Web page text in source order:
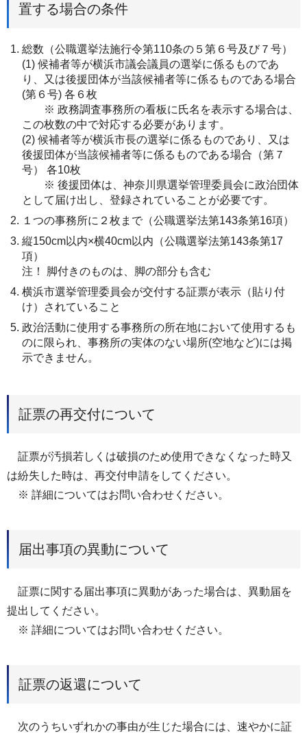
置する場合の条件
総数（公職選挙法施行令第110条の５第６号及び７号）
(1) 候補者等が横浜市議会議員の選挙に係るものであ
り、又は後援団体が当該候補者等に係るものである場合
(第６号) 各６枚
※ 政務調査事務所の看板に氏名を表示する場合は、
この枚数の中で対応する必要があります。
(2) 候補者等が横浜市長の選挙に係るものであり、又は
後援団体が当該候補者等に係るものである場合（第７
号） 各10枚
※ 後援団体は、神奈川県選挙管理委員会に政治団体
として届け出し、登録されていることが必要です。
１つの事務所に２枚まで（公職選挙法第143条第16項）
縦150cm以内×横40cm以内（公職選挙法第143条第17
項）
注！ 脚付きのものは、脚の部分も含む
横浜市選挙管理委員会が交付する証票が表示（貼り付
け）されていること
政治活動に使用する事務所の所在地において使用するも
のに限られ、事務所の実体のない場所(空地など)には掲
示できません。
証票の再交付について
証票が汚損若しくは破損のため使用できなくなった時又
は紛失した時は、再交付申請をしてください。
※ 詳細についてはお問い合わせください。
届出事項の異動について
証票に関する届出事項に異動があった場合は、異動届を
提出してください。
※ 詳細についてはお問い合わせください。
証票の返還について
次のうちいずれかの事由が生じた場合には、速やかに証